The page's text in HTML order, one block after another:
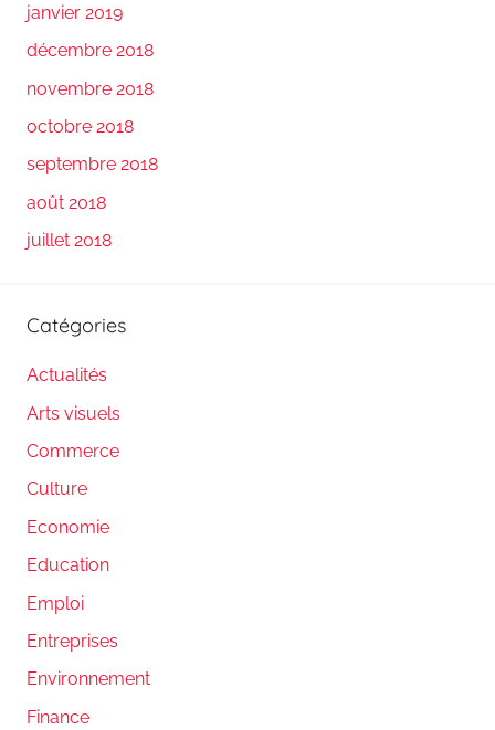
janvier 2019
décembre 2018
novembre 2018
octobre 2018
septembre 2018
août 2018
juillet 2018
Catégories
Actualités
Arts visuels
Commerce
Culture
Economie
Education
Emploi
Entreprises
Environnement
Finance